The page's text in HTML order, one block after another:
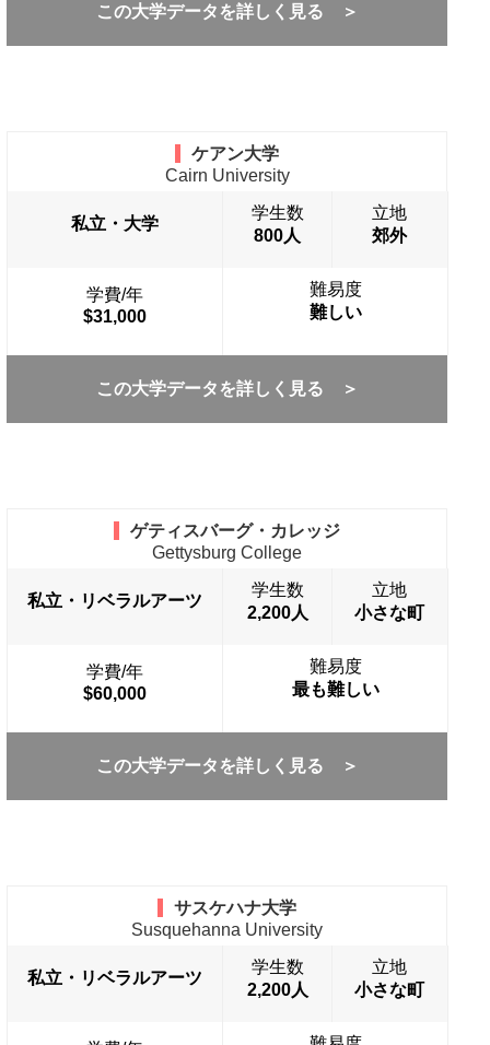
この大学データを詳しく見る ＞
ケアン大学
Cairn University
私立・大学
学生数
800人
立地
郊外
学費/年
$31,000
難易度
難しい
この大学データを詳しく見る ＞
ゲティスバーグ・カレッジ
Gettysburg College
私立・リベラルアーツ
学生数
2,200人
立地
小さな町
学費/年
$60,000
難易度
最も難しい
この大学データを詳しく見る ＞
サスケハナ大学
Susquehanna University
私立・リベラルアーツ
学生数
2,200人
立地
小さな町